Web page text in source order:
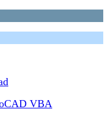
VBA